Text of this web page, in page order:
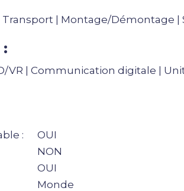
| Montage/Démontage |
VR | Communication digitale |
:
OUI
NON
OUI
Monde